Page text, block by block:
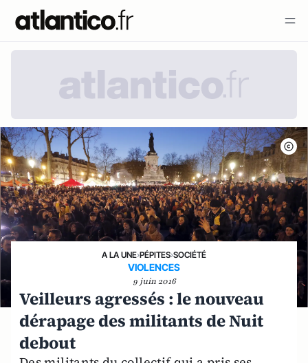
A LA UNE›PÉPITES›SOCIÉTÉ
VIOLENCES
9 juin 2016
Veilleurs agressés : le nouveau
dérapage des militants de Nuit
debout